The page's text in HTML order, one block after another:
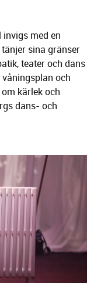
med en
sina gränser
teater och dans
och
kärlek och
dans- och